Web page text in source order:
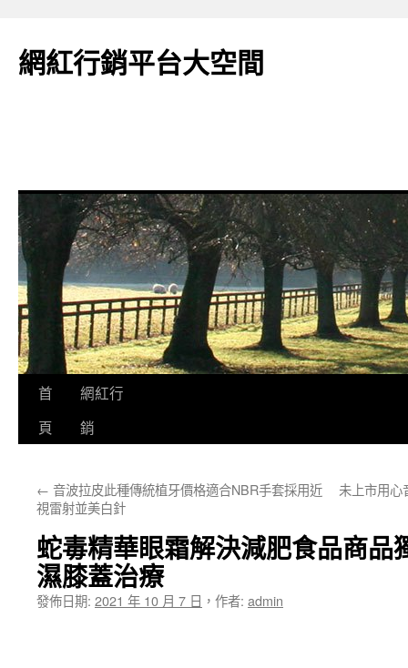
網紅行銷平台大空間
跳
要
容
首
頁
網紅行
銷
← 音波拉皮此種傳統植牙價格適合NBR手套採用近
視雷射並美白針
未上市用心
蛇毒精華眼霜解決減肥食品商品
濕膝蓋治療
發佈日期: 2021 年 10 月 7 日 ， 作者: admin